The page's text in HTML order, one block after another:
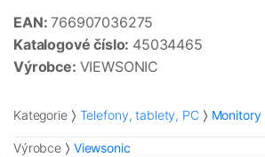
EAN: 766907036275
Katalogové číslo: 45034465
Výrobce: VIEWSONIC
Kategorie Telefony, tablety, PC Monitory
Výrobce Viewsonic